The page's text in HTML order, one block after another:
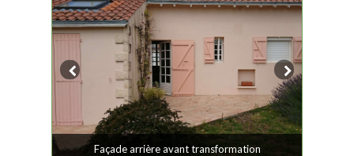
Façade arrière avant transformation